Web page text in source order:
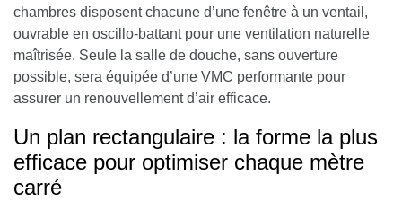
chambres disposent chacune d’une fenêtre à un ventail,
ouvrable en oscillo-battant pour une ventilation naturelle
maîtrisée. Seule la salle de douche, sans ouverture
possible, sera équipée d’une VMC performante pour
assurer un renouvellement d’air efficace.
Un plan rectangulaire : la forme la plus
efficace pour optimiser chaque mètre
carré